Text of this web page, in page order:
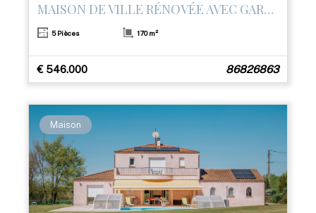
MAISON DE VILLE RÉNOVÉE AVEC GARAGE ET 3 TERRASSES – CENTRE DE VICHY
5 Pièces 170 m²
€ 546.000 86826863
Maison